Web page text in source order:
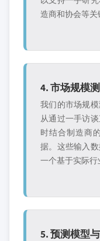
造商和协会等关
4. 市场规模
我们的市场规
从通过一手访
时结合制造商
据。这些输入
一个基于实际行
5. 预测模型